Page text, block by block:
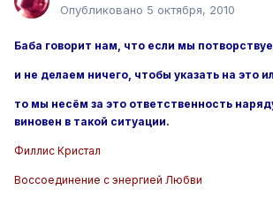
Опубликовано 5 октября, 2010
Баба говорит нам, что если мы
и не делаем ничего, чтобы указать на это
то мы несём за это ответственность
виновен в такой ситуации.
Филлис Кристал
Воссоединение с энергией Любви